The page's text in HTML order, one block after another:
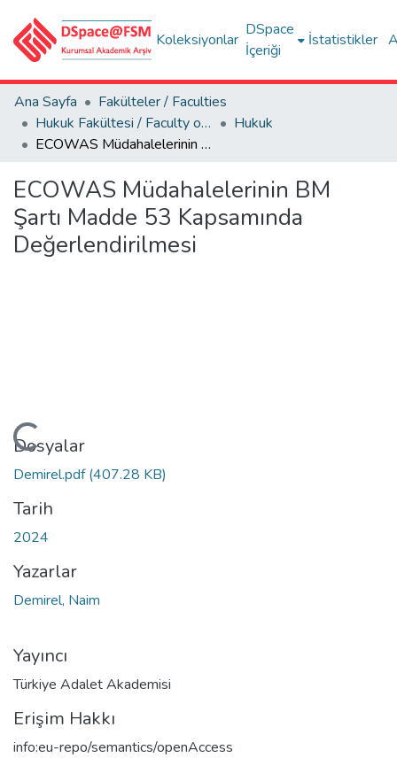
Koleksiyonlar
DSpace
İçeriği
İstatistikler
Ana Sayfa
Fakülteler / Faculties
Hukuk Fakültesi / Faculty of Law
Hukuk
ECOWAS Müdahalelerinin BM Şartı Madde 53 Kapsamında Değerlendirilmesi
ECOWAS Müdahalelerinin BM
Şartı Madde 53 Kapsamında
Değerlendirilmesi
Dosyalar
Demirel.pdf(407.28 KB)
Tarih
2024
Yazarlar
Demirel, Naim
Yayıncı
Türkiye Adalet Akademisi
Erişim Hakkı
info:eu-repo/semantics/openAccess